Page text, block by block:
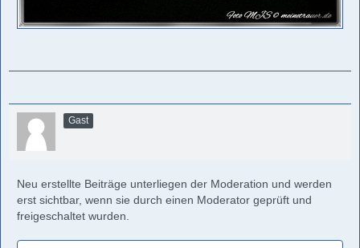
Gast
Neu erstellte Beiträge unterliegen der Moderation und werden
erst sichtbar, wenn sie durch einen Moderator geprüft und
freigeschaltet wurden.